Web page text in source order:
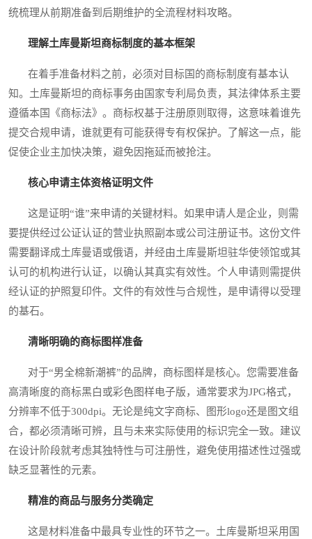
统梳理从前期准备到后期维护的全流程材料攻略。
理解土库曼斯坦商标制度的基本框架
在着手准备材料之前，必须对目标国的商标制度有基本认
知。土库曼斯坦的商标事务由国家专利局负责，其法律体系主要
遵循本国《商标法》。商标权基于注册原则取得，这意味着谁先
提交合规申请，谁就更有可能获得专有权保护。了解这一点，能
促使企业主加快决策，避免因拖延而被抢注。
核心申请主体资格证明文件
这是证明“谁”来申请的关键材料。如果申请人是企业，则需
要提供经过公证认证的营业执照副本或公司注册证书。这份文件
需要翻译成土库曼语或俄语，并经由土库曼斯坦驻华使领馆或其
认可的机构进行认证，以确认其真实有效性。个人申请则需提供
经认证的护照复印件。文件的有效性与合规性，是申请得以受理
的基石。
清晰明确的商标图样准备
对于“男全棉新潮裤”的品牌，商标图样是核心。您需要准备
高清晰度的商标黑白或彩色图样电子版，通常要求为JPG格式，
分辨率不低于300dpi。无论是纯文字商标、图形logo还是图文组
合，都必须清晰可辨，且与未来实际使用的标识完全一致。建议
在设计阶段就考虑其独特性与可注册性，避免使用描述性过强或
缺乏显著性的元素。
精准的商品与服务分类确定
这是材料准备中最具专业性的环节之一。土库曼斯坦采用国